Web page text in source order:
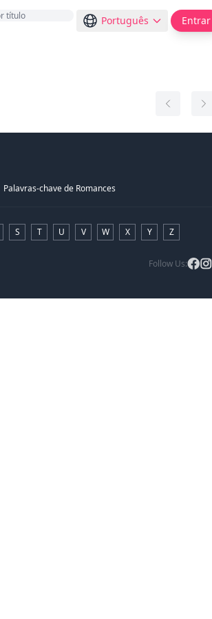
Português Entrar
Palavras-chave de Romances
S T U V W X Y Z
Follow Us: